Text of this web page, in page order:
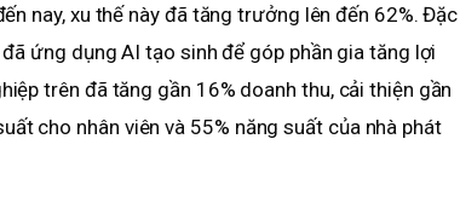
nay, xu thế này đã tăng trưởng lên đến 62%. Đặc
ứng dụng AI tạo sinh để góp phần gia tăng lợi
trên đã tăng gần 16% doanh thu, cải thiện gần
cho nhân viên và 55% năng suất của nhà phát